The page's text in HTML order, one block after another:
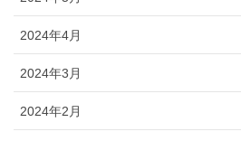
2024年4月
2024年3月
2024年2月